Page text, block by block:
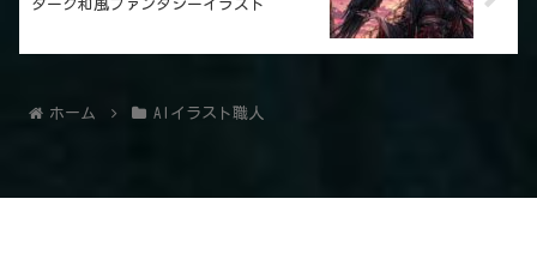
ダーク和風ファンタジーイラスト
ホーム AIイラスト職人